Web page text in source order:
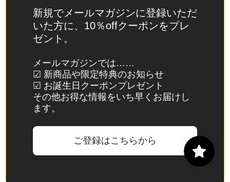
(CHF
CHF)
スウ
デン
(SEK
kr)
スバ
島・
新規でメールマガジンに登録いただ
いた方に、10％offクーポンをプレ
ゼント。
メールマガジンでは……
☑ 新商品や限定特典のお知らせ
☑ お誕生日クーポンプレゼント
その他お得な情報をいち早くお届けし
ます。
ご登録はこちらから